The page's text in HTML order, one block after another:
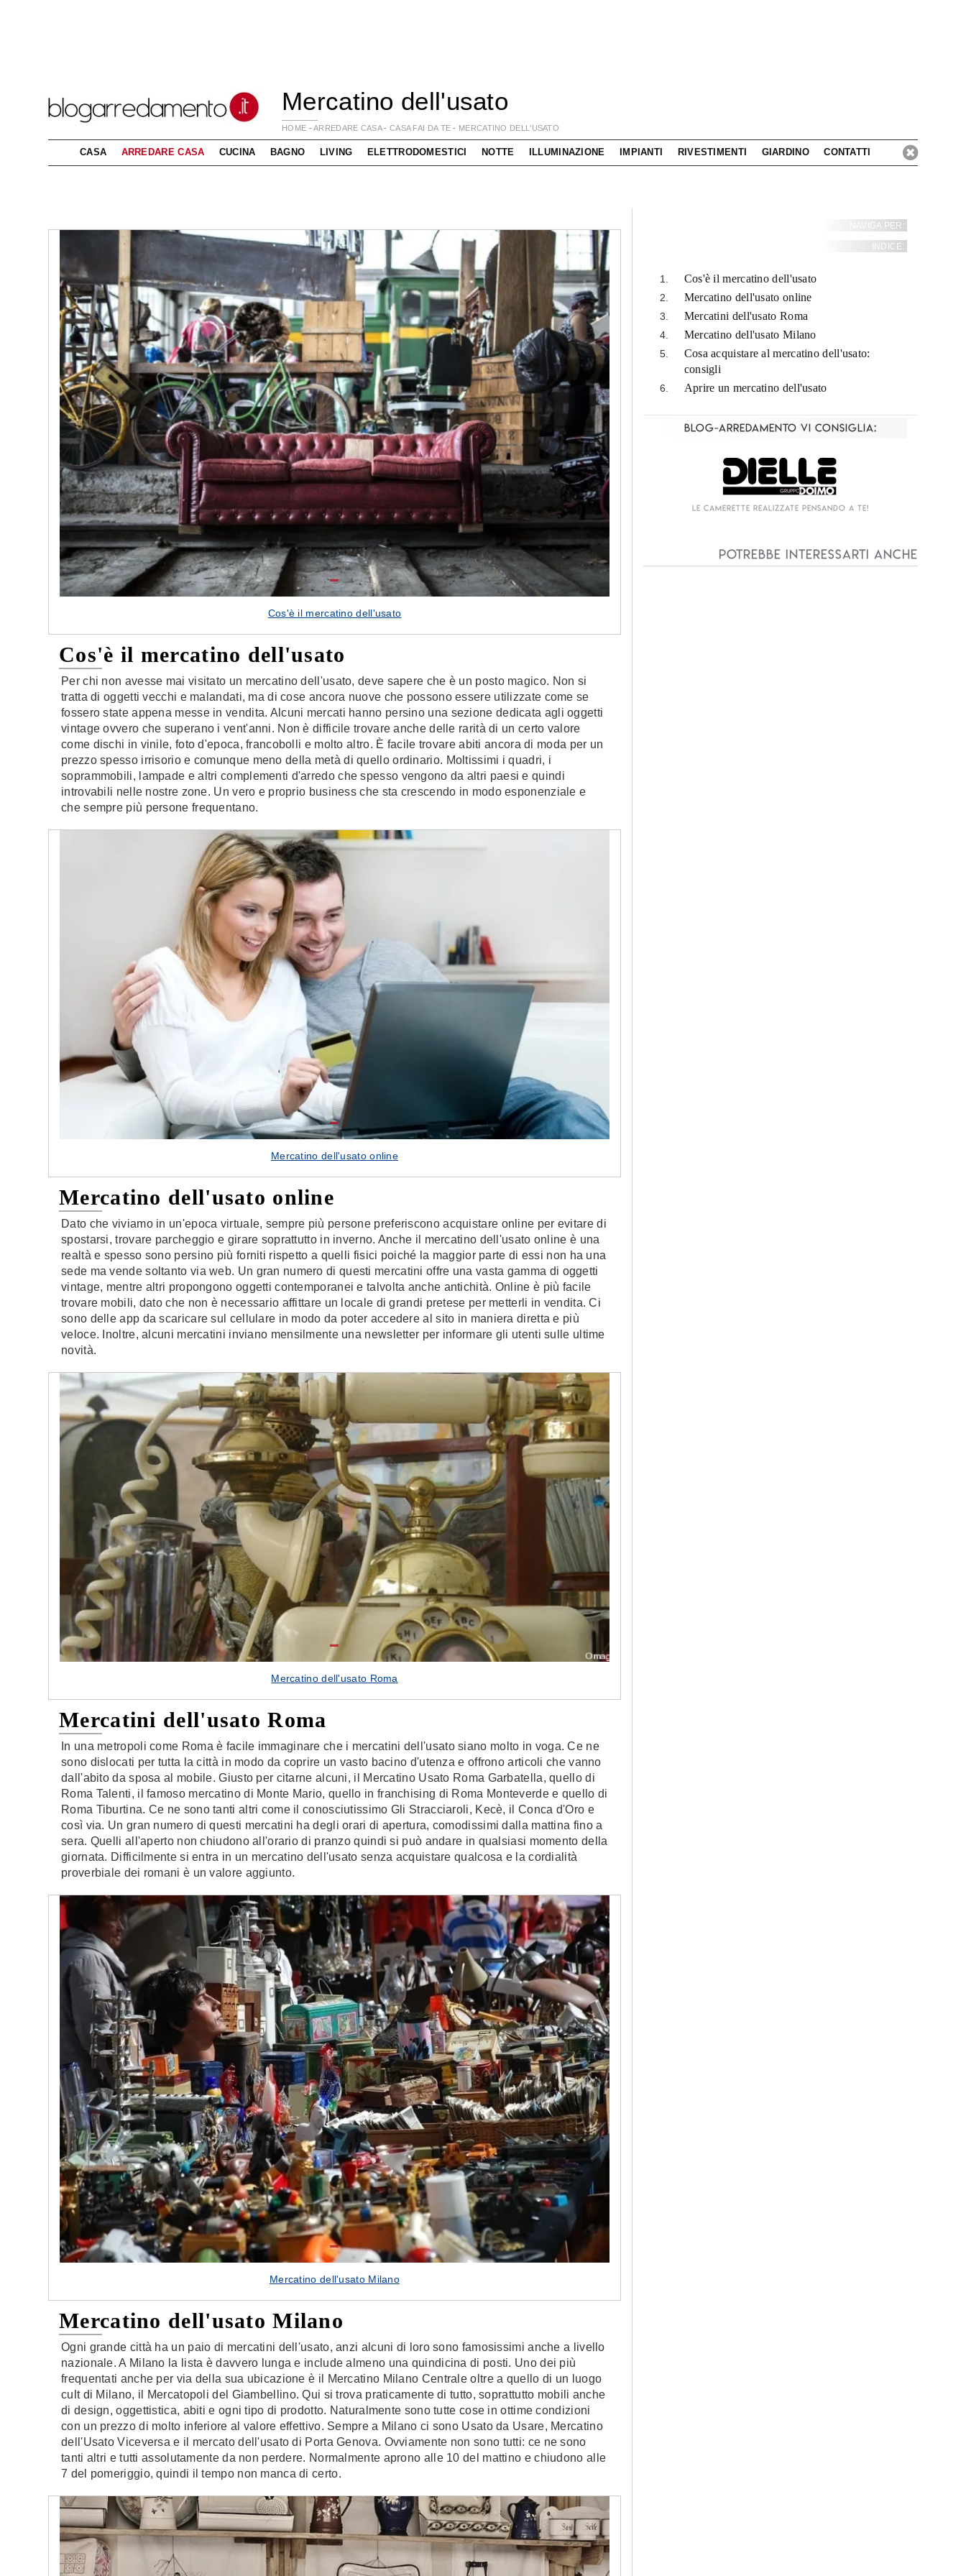
Mercatino dell'usato
HOME -ARREDARE CASA- CASA FAI DA TE - MERCATINO DELL'USATO
CASA ARREDARE CASA CUCINA BAGNO LIVING ELETTRODOMESTICI NOTTE ILLUMINAZIONE IMPIANTI RIVESTIMENTI GIARDINO CONTATTI
Cos'è il mercatino dell'usato
Cos'è il mercatino dell'usato
Per chi non avesse mai visitato un mercatino dell'usato, deve sapere che è un posto magico. Non si
tratta di oggetti vecchi e malandati, ma di cose ancora nuove che possono essere utilizzate come se
fossero state appena messe in vendita. Alcuni mercati hanno persino una sezione dedicata agli oggetti
vintage ovvero che superano i vent'anni. Non è difficile trovare anche delle rarità di un certo valore
come dischi in vinile, foto d'epoca, francobolli e molto altro. È facile trovare abiti ancora di moda per un
prezzo spesso irrisorio e comunque meno della metà di quello ordinario. Moltissimi i quadri, i
soprammobili, lampade e altri complementi d'arredo che spesso vengono da altri paesi e quindi
introvabili nelle nostre zone. Un vero e proprio business che sta crescendo in modo esponenziale e
che sempre più persone frequentano.
Mercatino dell'usato online
Mercatino dell'usato online
Dato che viviamo in un'epoca virtuale, sempre più persone preferiscono acquistare online per evitare di
spostarsi, trovare parcheggio e girare soprattutto in inverno. Anche il mercatino dell'usato online è una
realtà e spesso sono persino più forniti rispetto a quelli fisici poiché la maggior parte di essi non ha una
sede ma vende soltanto via web. Un gran numero di questi mercatini offre una vasta gamma di oggetti
vintage, mentre altri propongono oggetti contemporanei e talvolta anche antichità. Online è più facile
trovare mobili, dato che non è necessario affittare un locale di grandi pretese per metterli in vendita. Ci
sono delle app da scaricare sul cellulare in modo da poter accedere al sito in maniera diretta e più
veloce. Inoltre, alcuni mercatini inviano mensilmente una newsletter per informare gli utenti sulle ultime
novità.
Mercatino dell'usato Roma
Mercatini dell'usato Roma
In una metropoli come Roma è facile immaginare che i mercatini dell'usato siano molto in voga. Ce ne
sono dislocati per tutta la città in modo da coprire un vasto bacino d'utenza e offrono articoli che vanno
dall'abito da sposa al mobile. Giusto per citarne alcuni, il Mercatino Usato Roma Garbatella, quello di
Roma Talenti, il famoso mercatino di Monte Mario, quello in franchising di Roma Monteverde e quello di
Roma Tiburtina. Ce ne sono tanti altri come il conosciutissimo Gli Stracciaroli, Kecè, il Conca d'Oro e
così via. Un gran numero di questi mercatini ha degli orari di apertura, comodissimi dalla mattina fino a
sera. Quelli all'aperto non chiudono all'orario di pranzo quindi si può andare in qualsiasi momento della
giornata. Difficilmente si entra in un mercatino dell'usato senza acquistare qualcosa e la cordialità
proverbiale dei romani è un valore aggiunto.
Mercatino dell'usato Milano
Mercatino dell'usato Milano
Ogni grande città ha un paio di mercatini dell'usato, anzi alcuni di loro sono famosissimi anche a livello
nazionale. A Milano la lista è davvero lunga e include almeno una quindicina di posti. Uno dei più
frequentati anche per via della sua ubicazione è il Mercatino Milano Centrale oltre a quello di un luogo
cult di Milano, il Mercatopoli del Giambellino. Qui si trova praticamente di tutto, soprattutto mobili anche
di design, oggettistica, abiti e ogni tipo di prodotto. Naturalmente sono tutte cose in ottime condizioni
con un prezzo di molto inferiore al valore effettivo. Sempre a Milano ci sono Usato da Usare, Mercatino
dell'Usato Viceversa e il mercato dell'usato di Porta Genova. Ovviamente non sono tutti: ce ne sono
tanti altri e tutti assolutamente da non perdere. Normalmente aprono alle 10 del mattino e chiudono alle
7 del pomeriggio, quindi il tempo non manca di certo.
NAVIGA PER:
INDICE:
Cos'è il mercatino dell'usato
Mercatino dell'usato online
Mercatini dell'usato Roma
Mercatino dell'usato Milano
Cosa acquistare al mercatino dell'usato:
consigli
Aprire un mercatino dell'usato
Blog-Arredamento vi consiglia:
nostre porte Cappe cucina dal design innovativo
Le camerette realizzate pensando a te!
Potrebbe interessarti anche